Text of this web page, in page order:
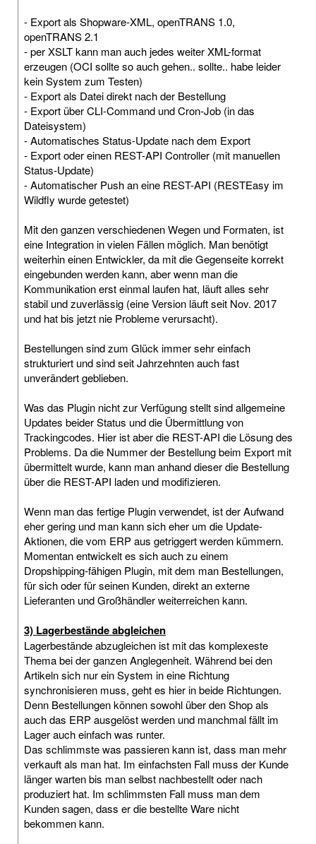
- Export als Shopware-XML, openTRANS 1.0,
openTRANS 2.1
- per XSLT kann man auch jedes weiter XML-format
erzeugen (OCI sollte so auch gehen.. sollte.. habe leider
kein System zum Testen)
- Export als Datei direkt nach der Bestellung
- Export über CLI-Command und Cron-Job (in das
Dateisystem)
- Automatisches Status-Update nach dem Export
- Export oder einen REST-API Controller (mit manuellen
Status-Update)
- Automatischer Push an eine REST-API (RESTEasy im
Wildfly wurde getestet)
Mit den ganzen verschiedenen Wegen und Formaten, ist
eine Integration in vielen Fällen möglich. Man benötigt
weiterhin einen Entwickler, da mit die Gegenseite korrekt
eingebunden werden kann, aber wenn man die
Kommunikation erst einmal laufen hat, läuft alles sehr
stabil und zuverlässig (eine Version läuft seit Nov. 2017
und hat bis jetzt nie Probleme verursacht).
Bestellungen sind zum Glück immer sehr einfach
strukturiert und sind seit Jahrzehnten auch fast
unverändert geblieben.
Was das Plugin nicht zur Verfügung stellt sind allgemeine
Updates beider Status und die Übermittlung von
Trackingcodes. Hier ist aber die REST-API die Lösung des
Problems. Da die Nummer der Bestellung beim Export mit
übermittelt wurde, kann man anhand dieser die Bestellung
über die REST-API laden und modifizieren.
Wenn man das fertige Plugin verwendet, ist der Aufwand
eher gering und man kann sich eher um die Update-
Aktionen, die vom ERP aus getriggert werden kümmern.
Momentan entwickelt es sich auch zu einem
Dropshipping-fähigen Plugin, mit dem man Bestellungen,
für sich oder für seinen Kunden, direkt an externe
Lieferanten und Großhändler weiterreichen kann.
3) Lagerbestände abgleichen
Lagerbestände abzugleichen ist mit das komplexeste
Thema bei der ganzen Anglegenheit. Während bei den
Artikeln sich nur ein System in eine Richtung
synchronisieren muss, geht es hier in beide Richtungen.
Denn Bestellungen können sowohl über den Shop als
auch das ERP ausgelöst werden und manchmal fällt im
Lager auch einfach was runter.
Das schlimmste was passieren kann ist, dass man mehr
verkauft als man hat. Im einfachsten Fall muss der Kunde
länger warten bis man selbst nachbestellt oder nach
produziert hat. Im schlimmsten Fall muss man dem
Kunden sagen, dass er die bestellte Ware nicht
bekommen kann.